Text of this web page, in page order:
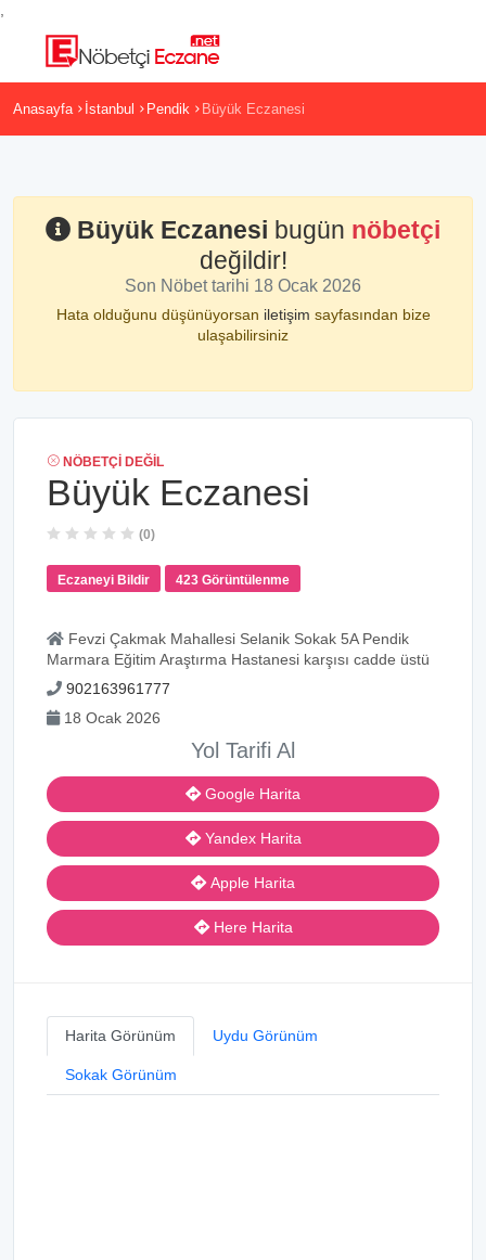
Anasayfa İstanbul Pendik Büyük Eczanesi
Büyük Eczanesi bugün nöbetçi
değildir!
Son Nöbet tarihi 18 Ocak 2026
Hata olduğunu düşünüyorsan iletişim sayfasından bize
ulaşabilirsiniz
NÖBETÇI DEĞIL
Büyük Eczanesi
(0)
Eczaneyi Bildir 423 Görüntülenme
Fevzi Çakmak Mahallesi Selanik Sokak 5A Pendik
Marmara Eğitim Araştırma Hastanesi karşısı cadde üstü
902163961777
18 Ocak 2026
Yol Tarifi Al
Google Harita
Yandex Harita
Apple Harita
Here Harita
Harita Görünüm Uydu Görünüm
Sokak Görünüm